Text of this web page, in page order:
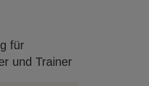
für
und Trainer